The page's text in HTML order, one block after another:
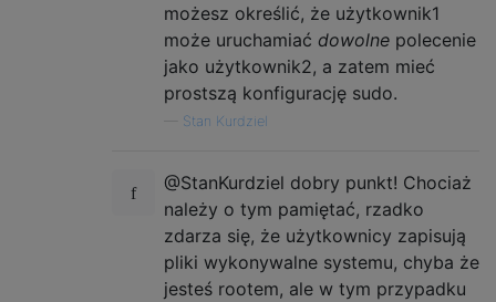
możesz określić, że użytkownik1
może uruchamiać dowolne polecenie
jako użytkownik2, a zatem mieć
prostszą konfigurację sudo.
Stan Kurdziel
@StanKurdziel dobry punkt! Chociaż
należy o tym pamiętać, rzadko
zdarza się, że użytkownicy zapisują
pliki wykonywalne systemu, chyba że
jesteś rootem, ale w tym przypadku